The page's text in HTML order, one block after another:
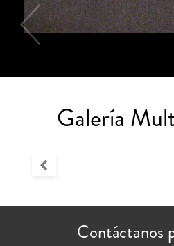
Galería
Contáctanos